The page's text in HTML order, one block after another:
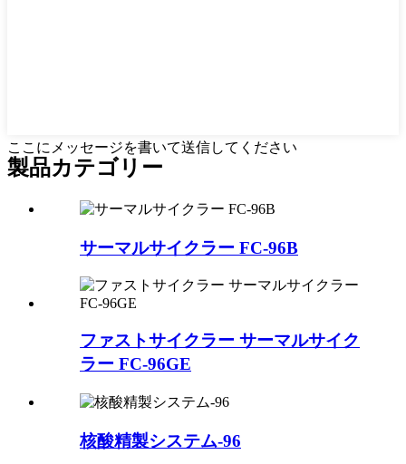
ここにメッセージを書いて送信してください
製品カテゴリー
サーマルサイクラー FC-96B
ファストサイクラー サーマルサイク
ラー FC-96GE
核酸精製システム-96